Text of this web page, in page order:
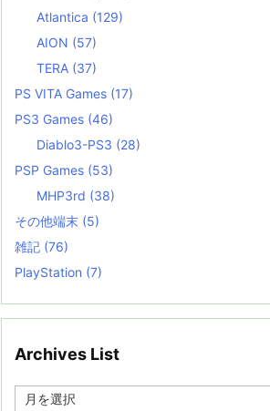
Atlantica (129)
AION (57)
TERA (37)
PS VITA Games (17)
PS3 Games (46)
Diablo3-PS3 (28)
PSP Games (53)
MHP3rd (38)
その他端末 (5)
雑記 (76)
PlayStation (7)
Archives List